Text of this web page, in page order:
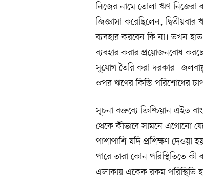
নিজের নামে তোলা ঋণ নিজেরা
জিজ্ঞাসা করেছিলেন,
ব্যবহার করবেন কি না। তখন
ব্যবহার করার প্রয়োজনবোধ
সুযোগ তৈরি করা দরকার।
ওপর ঋণের কিস্তি পরিশোধের
সূচনা বক্তব্যে ক্রিশ্চিয়ান এইড
থেকে কীভাবে সামনে এগোনো
পাশাপাশি যদি প্রশিক্ষণ দেওয়া
পারে তারা কোন পরিস্থিতিতে
এলাকায় একেক রকম পরিস্থিতি